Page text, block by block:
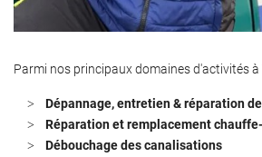
Parmi nos principaux domaines d'activités à
Dépannage, entretien & réparation
Réparation et remplacement
Débouchage des canalisations